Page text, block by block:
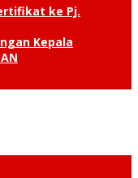
ke Pj.
Kepala